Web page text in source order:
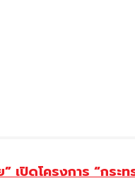
ปิดโครงการ “กระ